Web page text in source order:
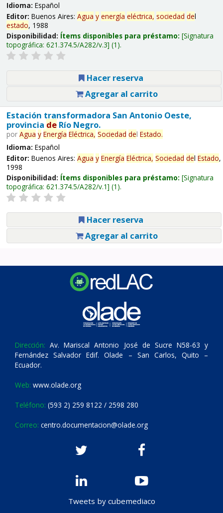
Idioma: Español
Editor: Buenos Aires: Agua y energía eléctrica, sociedad del
estado, 1988
Disponibilidad: Ítems disponibles para préstamo: Signatura
topográfica: 621.374.5/A282/v.3 (1).
Hacer reserva
Agregar al carrito
Estación transformadora San Antonio Oeste,
provincia deRío Negro.
por Agua y Energía Eléctrica, Sociedad del Estado.
Idioma: Español
Editor: Buenos Aires: Agua y Energía Eléctrica, Sociedad del Estado,
1998
Disponibilidad: Ítems disponibles para préstamo: Signatura
topográfica: 621.374.5/A282/v.1 (1).
Hacer reserva
Agregar al carrito
Dirección: Av. Mariscal Antonio José de Sucre N58-63 y
Fernández Salvador Edif. Olade – San Carlos, Quito –
Ecuador.
Web: www.olade.org
Teléfono: (593 2) 259 8122 / 2598 280
Correo: centro.documentacion@olade.org
Tweets by cubemediaco